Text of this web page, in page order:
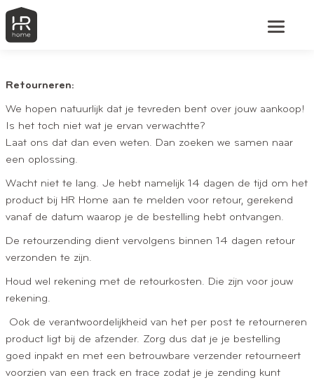
Retourneren:
We hopen natuurlijk dat je tevreden bent over jouw aankoop!
Is het toch niet wat je ervan verwachtte?
Laat ons dat dan even weten. Dan zoeken we samen naar
een oplossing.
Wacht niet te lang. Je hebt namelijk 14 dagen de tijd om het
product bij HR Home aan te melden voor retour, gerekend
vanaf de datum waarop je de bestelling hebt ontvangen.
De retourzending dient vervolgens binnen 14 dagen retour
verzonden te zijn.
Houd wel rekening met de retourkosten. Die zijn voor jouw
rekening.
Ook de verantwoordelijkheid van het per post te retourneren
product ligt bij de afzender. Zorg dus dat je je bestelling
goed inpakt en met een betrouwbare verzender retourneert
voorzien van een track en trace zodat je je zending kunt